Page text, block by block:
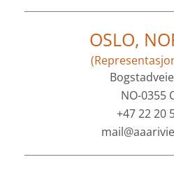
OSLO,
NO-0355
+47 22 20